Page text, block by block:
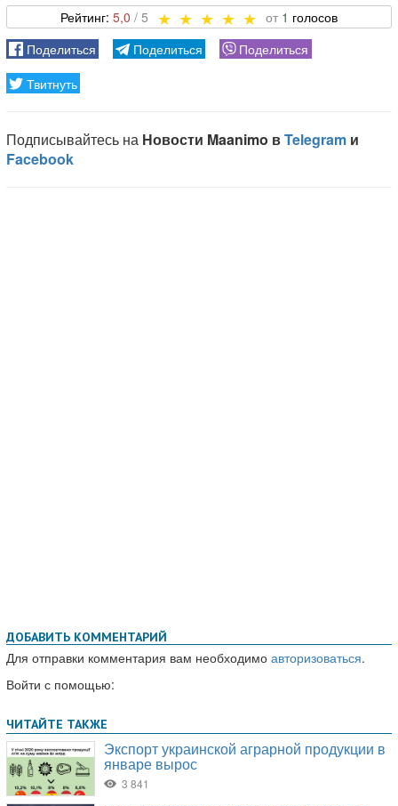
5,0 1
ДОБАВИТЬ КОММЕНТАРИЙ
Для отправки комментария вам необходимо авторизоваться.
Войти с помощью: